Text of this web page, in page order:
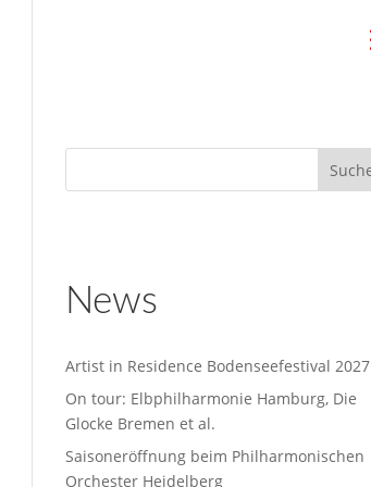
News
Artist in Residence Bodenseefestival 2027
On tour: Elbphilharmonie Hamburg, Die
Glocke Bremen et al.
Saisoneröffnung beim Philharmonischen
Orchester Heidelberg